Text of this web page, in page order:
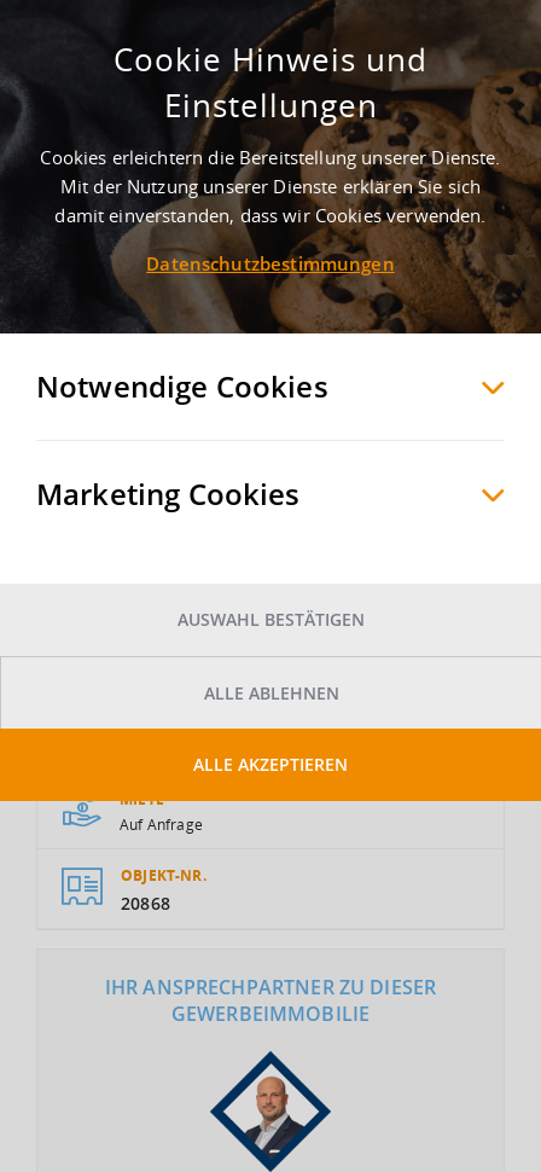
Auf GI-Grundstück / ca. 75.000 m²/
westlich von Köln
KerpenRhein-Erft-Kreis, Deutschland
MERKEN VERGLEICHEN EXPORT PDF
MIETE
Auf Anfrage
OBJEKT-NR.
20868
IHR ANSPRECHPARTNER ZU DIESER
GEWERBEIMMOBILIE
Cookie Hinweis und
Einstellungen
Cookies erleichtern die Bereitstellung unserer Dienste.
Mit der Nutzung unserer Dienste erklären Sie sich
damit einverstanden, dass wir Cookies verwenden.
Datenschutzbestimmungen
Notwendige Cookies
Marketing Cookies
AUSWAHL BESTÄTIGEN
ALLE ABLEHNEN
ALLE AKZEPTIEREN